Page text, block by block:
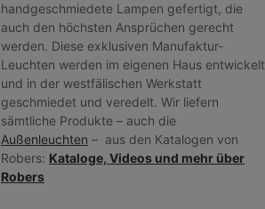
handgeschmiedete Lampen gefertigt, die
auch den höchsten Ansprüchen gerecht
werden. Diese exklusiven Manufaktur-
Leuchten werden im eigenen Haus entwickelt
und in der westfälischen Werkstatt
geschmiedet und veredelt. Wir liefern
sämtliche Produkte – auch die
Außenleuchten – aus den Katalogen von
Robers: Kataloge, Videos und mehr über
Robers